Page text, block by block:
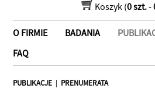
Koszyk (0 szt.-
O FIRMIE BADANIA
FAQ
PUBLIKACJE | PRENUMERATA